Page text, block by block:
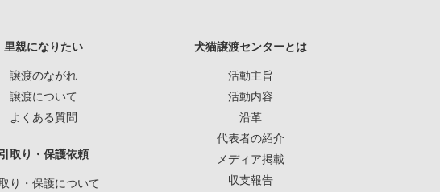
里親になりたい
譲渡のながれ
譲渡について
よくある質問
引取り・保護依頼
り・保護について
犬猫譲渡センターとは
活動主旨
活動内容
沿革
代表者の紹介
メディア掲載
収支報告